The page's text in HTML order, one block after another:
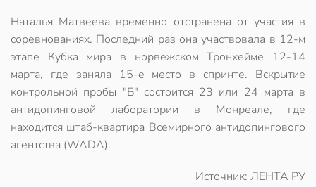
Наталья Матвеева временно отстранена от участия в
соревнованиях. Последний раз она участвовала в 12-м
этапе Кубка мира в норвежском Тронхейме 12-14
марта, где заняла 15-е место в спринте. Вскрытие
контрольной пробы "Б" состоится 23 или 24 марта в
антидопинговой лаборатории в Монреале, где
находится штаб-квартира Всемирного антидопингового
агентства (WADA).
Источник: ЛЕНТА РУ